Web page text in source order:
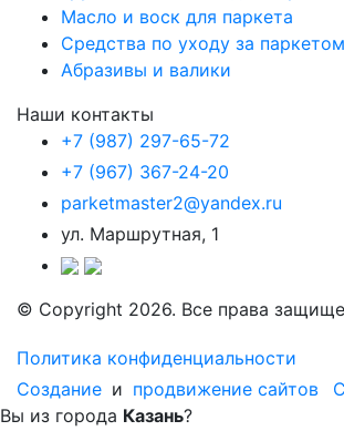
Масло и воск для паркета
Средства по уходу за паркетом
Абразивы и валики
Наши контакты
+7 (987) 297-65-72
+7 (967) 367-24-20
parketmaster2@yandex.ru
ул. Маршрутная, 1
© Copyright 2026. Все права
Политика конфиденциальности
Создание и продвижение сайтов
Вы из города Казань?